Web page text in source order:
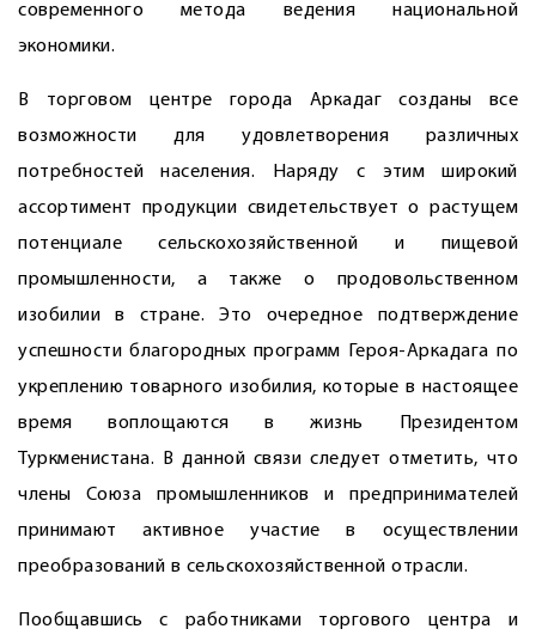
современного метода ведения национальной
экономики.
В торговом центре города Аркадаг созданы все
возможности для удовлетворения различных
потребностей населения. Наряду с этим широкий
ассортимент продукции свидетельствует о растущем
потенциале сельскохозяйственной и пищевой
промышленности, а также о продовольственном
изобилии в стране. Это очередное подтверждение
успешности благородных программ Героя-Аркадага по
укреплению товарного изобилия, которые в настоящее
время воплощаются в жизнь Президентом
Туркменистана. В данной связи следует отметить, что
члены Союза промышленников и предпринимателей
принимают активное участие в осуществлении
преобразований в сельскохозяйственной отрасли.
Пообщавшись с работниками торгового центра и